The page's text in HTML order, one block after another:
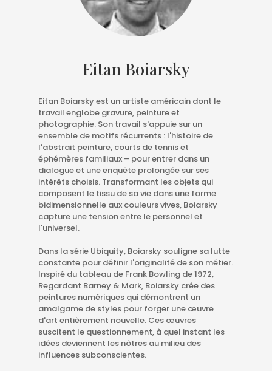
Eitan Boiarsky
Eitan Boiarsky est un artiste américain dont le
travail englobe gravure, peinture et
photographie. Son travail s'appuie sur un
ensemble de motifs récurrents : l'histoire de
l'abstrait peinture, courts de tennis et
éphémères familiaux – pour entrer dans un
dialogue et une enquête prolongée sur ses
intérêts choisis. Transformant les objets qui
composent le tissu de sa vie dans une forme
bidimensionnelle aux couleurs vives, Boiarsky
capture une tension entre le personnel et
l'universel.
Dans la série Ubiquity, Boiarsky souligne sa lutte
constante pour définir l'originalité de son métier.
Inspiré du tableau de Frank Bowling de 1972,
Regardant Barney & Mark, Boiarsky crée des
peintures numériques qui démontrent un
amalgame de styles pour forger une œuvre
d'art entièrement nouvelle. Ces œuvres
suscitent le questionnement, à quel instant les
idées deviennent les nôtres au milieu des
influences subconscientes.